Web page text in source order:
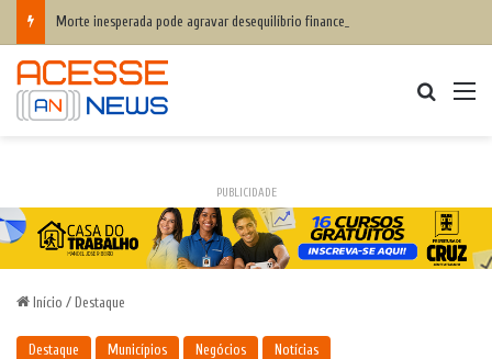
Morte inesperada pode agravar desequilíbrio financeiro das famílias
PUBLICIDADE
Início / Destaque
Destaque Municípios Negócios Notícias